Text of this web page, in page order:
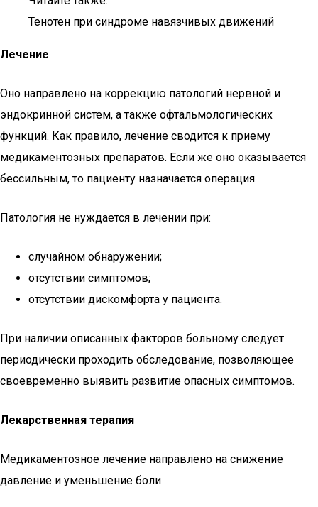
Тенотен при синдроме навязчивых движений
Лечение
Оно направлено на коррекцию патологий нервной и
эндокринной систем, а также офтальмологических
функций. Как правило, лечение сводится к приему
медикаментозных препаратов. Если же оно оказывается
бессильным, то пациенту назначается операция.
Патология не нуждается в лечении при:
случайном обнаружении;
отсутствии симптомов;
отсутствии дискомфорта у пациента.
При наличии описанных факторов больному следует
периодически проходить обследование, позволяющее
своевременно выявить развитие опасных симптомов.
Лекарственная терапия
Медикаментозное лечение направлено на снижение
давление и уменьшение боли